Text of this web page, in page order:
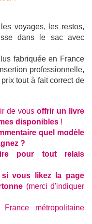
voyages, les restos,
dans le sac avec
fabriquée en France
professionnelle,
tout à fait correct de
de vous offrir un livre
disponibles !
quel modèle
?
pour tout relais
si vous likez la page
(merci d'indiquer
métropolitaine